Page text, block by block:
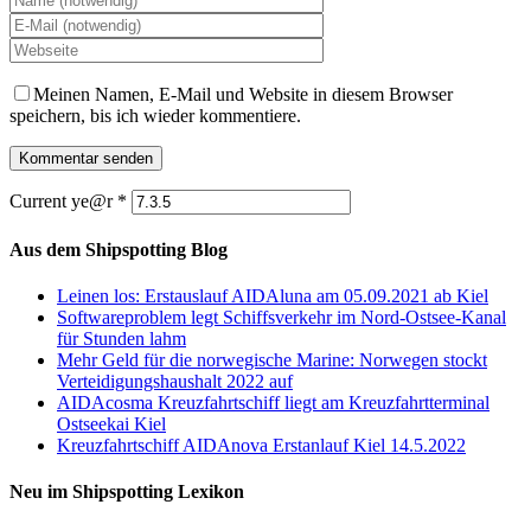
Meinen Namen, E-Mail und Website in diesem Browser
speichern, bis ich wieder kommentiere.
Current ye@r *
Aus dem Shipspotting Blog
Leinen los: Erstauslauf AIDAluna am 05.09.2021 ab Kiel
Softwareproblem legt Schiffsverkehr im Nord-Ostsee-Kanal
für Stunden lahm
Mehr Geld für die norwegische Marine: Norwegen stockt
Verteidigungshaushalt 2022 auf
AIDAcosma Kreuzfahrtschiff liegt am Kreuzfahrtterminal
Ostseekai Kiel
Kreuzfahrtschiff AIDAnova Erstanlauf Kiel 14.5.2022
Neu im Shipspotting Lexikon